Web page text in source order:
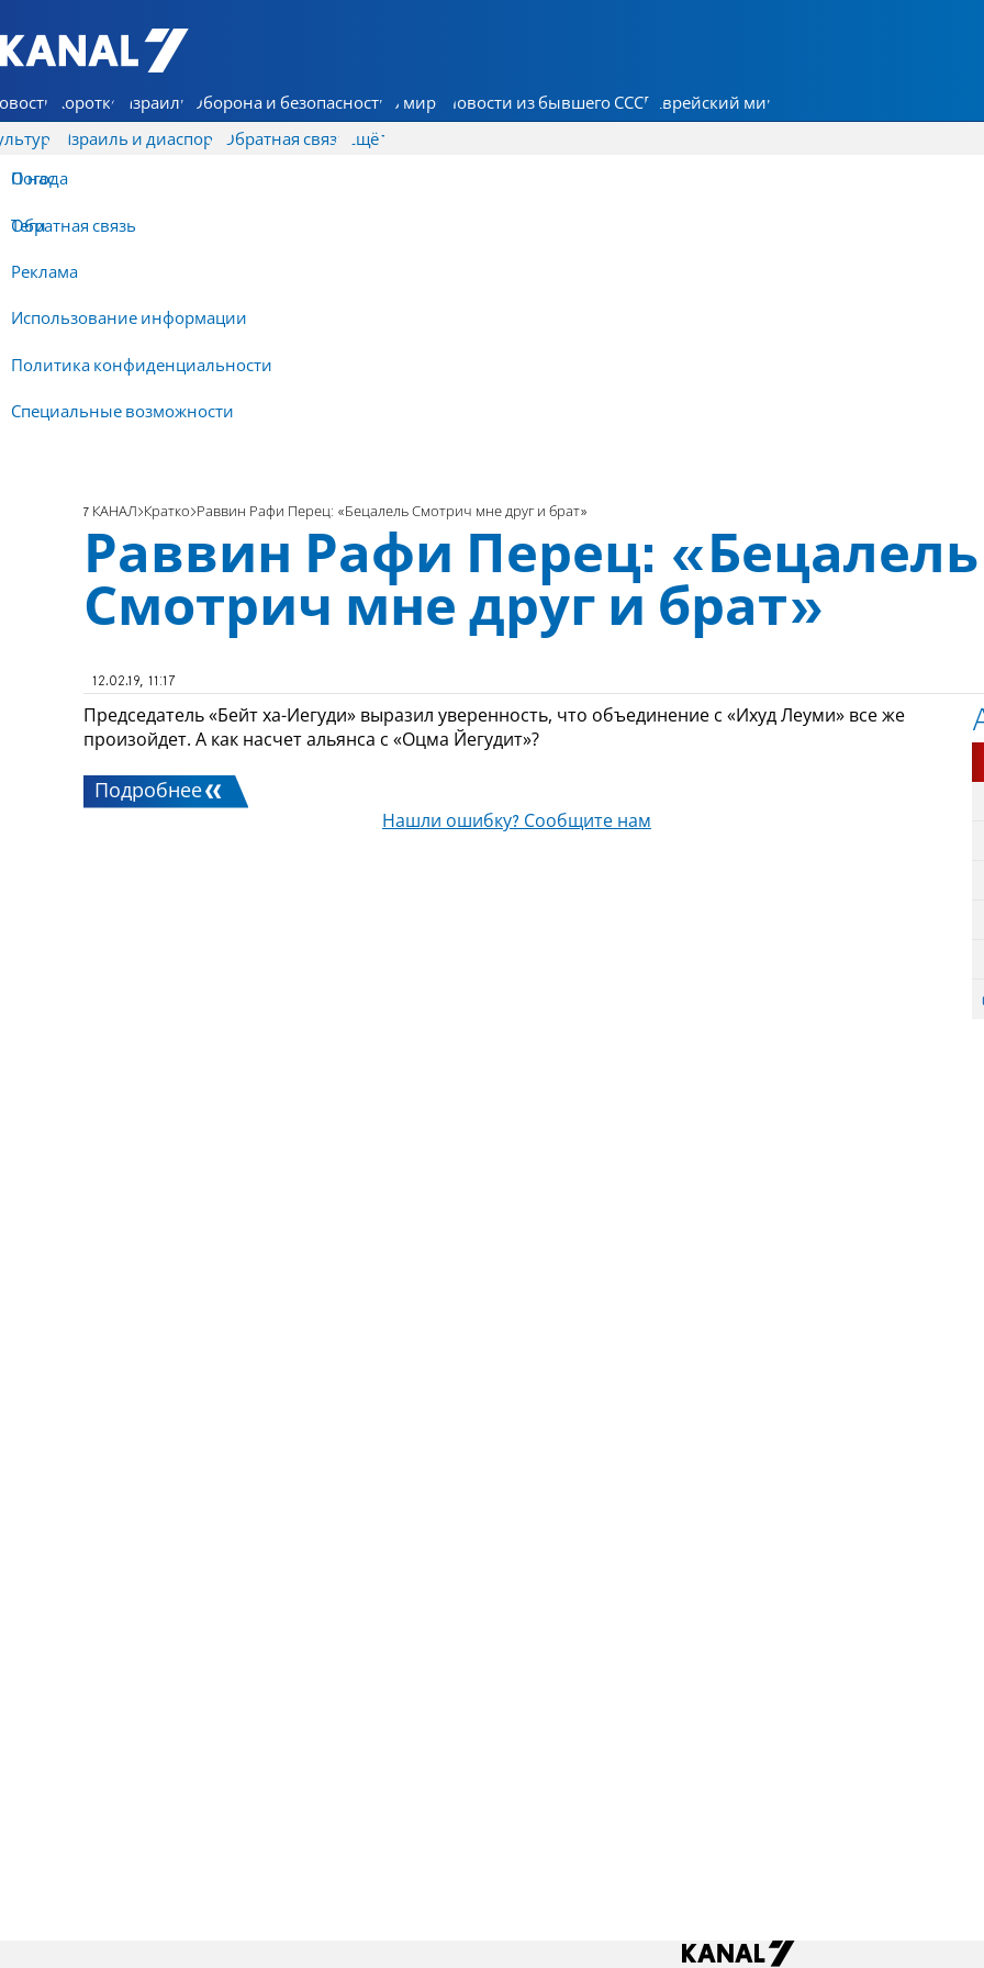
7 КАНАЛ - Аруц Шева
Коротко Израиль Оборона и безопасность В мире Новости из бывшего СССР Еврейский мир
Израиль и диаспора Обратная связь
О нас
Обратная связь
Реклама
Использование информации
Политика конфиденциальности
Специальные возможности
Ещё
Погода
Теги
7 КАНАЛ Кратко Раввин Рафи Перец: «Бецалель Смотрич мне друг и брат»
Раввин Рафи Перец: «Бецалель
Смотрич мне друг и брат»
12.02.19, 11:17
Председатель «Бейт ха-Иегуди» выразил уверенность, что объединение с «Ихуд Леуми» все же
произойдет. А как насчет альянса с «Оцма Йегудит»?
Подробнее
Нашли ошибку? Сообщите нам